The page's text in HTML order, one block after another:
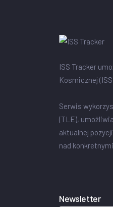
ISS Tracker
Kosmicznej
Serwis
(TLE),
aktualnej
nad
Newsletter